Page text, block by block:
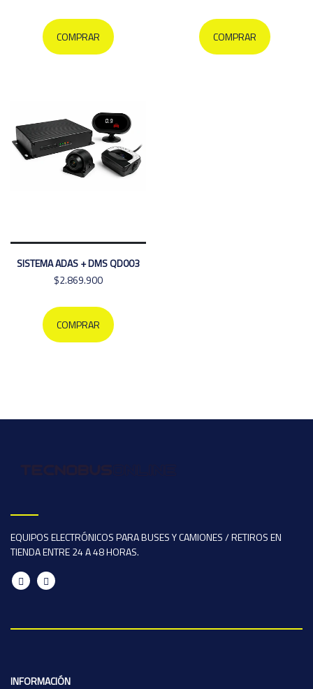
COMPRAR COMPRAR
SISTEMA ADAS + DMS QD003
$2.869.900
COMPRAR
EQUIPOS ELECTRÓNICOS PARA BUSES Y CAMIONES / RETIROS EN
TIENDA ENTRE 24 A 48 HORAS.
INFORMACIÓN